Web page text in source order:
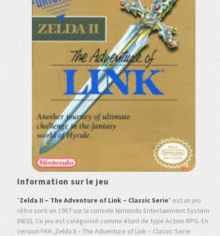
Information sur le jeu
"Zelda II – The Adventure of Link – Classic Serie" est un jeu
rétro sorti en 1987 sur la console Nintendo Entertainment System
(NES). Ce jeu est catégorisé comme étant de type Action-RPG. En
version FAH ,Zelda II – The Adventure of Link – Classic Serie